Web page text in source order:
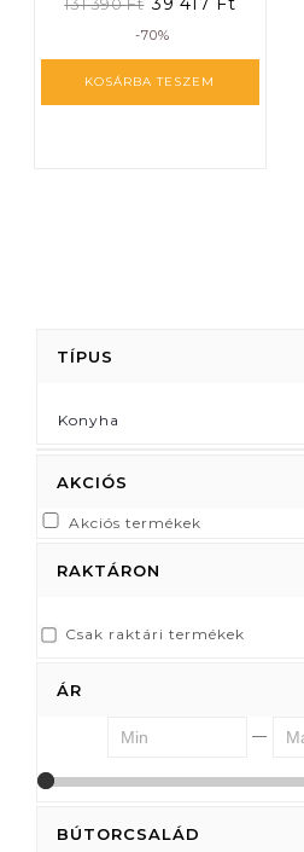
-70%
KOSÁRBA TESZEM
TÍPUS
Konyha
AKCIÓS
Akciós termékek
RAKTÁRON
Csak raktári termékek
ÁR
—
BÚTORCSALÁD